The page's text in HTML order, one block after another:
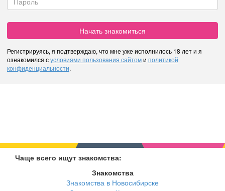
Начать знакомиться
Регистрируясь, я подтверждаю, что мне уже исполнилось 18 лет и я
ознакомился сусловиями пользования сайтоми политикой
конфиденциальности.
Чаще всего ищут знакомства:
Знакомства
Знакомства в Новосибирске